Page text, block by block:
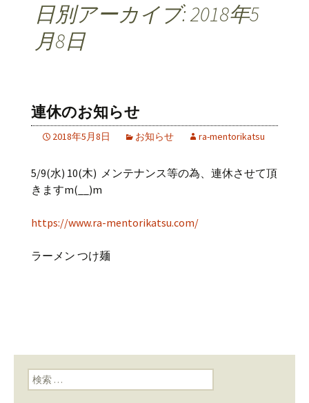
日別アーカイブ: 2018年5
月8日
連休のお知らせ
2018年5月8日 お知らせ ra-mentorikatsu
5/9(水) 10(木) メンテナンス等の為、連休させて頂
きますm(__)m
https://www.ra-mentorikatsu.com/
ラーメン つけ麺
検索: